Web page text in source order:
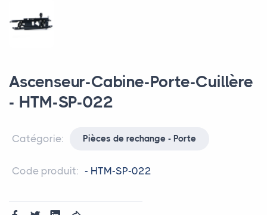
Ascenseur-Cabine-Porte-Cuillère
- HTM-SP-022
Catégorie: Pièces de rechange - Porte
Code produit: - HTM-SP-022